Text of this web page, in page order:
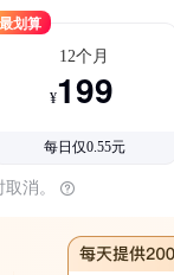
最划算
12个月
¥199
每日仅0.55元
消。